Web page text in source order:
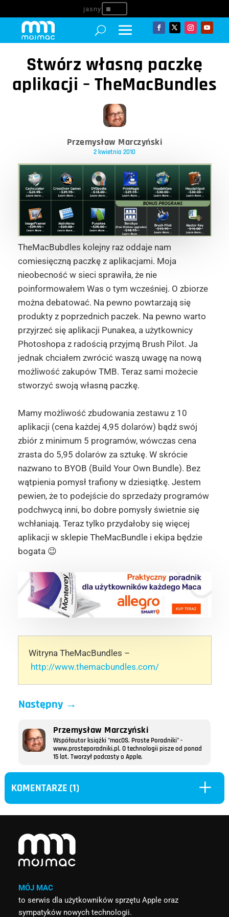
^
Stwórz własną paczkę
aplikacji – TheMacBundles
Przemysław Marczyński
2 kwietnia 2010
TheMacBubdles kolejny raz oddaje nam
comiesięczną paczkę z aplikacjami. Moja
nieobecność w sieci sprawiła, że nie
poinformowałem Was o tym wcześniej. O zbiorze
można debatować. Na pewno powtarzają się
produkty z poprzednich paczek. Na pewno warto
przyjrzeć się aplikacji Punakea, a użytkownicy
Photoshopa z radością przyjmą Brush Pilot. Ja
jednak chciałem zwrócić waszą uwagę na nową
możliwość zakupów TMB. Teraz sami możecie
stworzyć swoją własną paczkę.
Mamy możliwość zbudowania zestawu z 10
aplikacji (cena każdej 4,95 dolarów) bądź swój
zbiór z minimum 5 programów, wówczas cena
zrasta do 5,95 dolarów za sztukę. W skrócie
nazwano to BYOB (Build Your Own Bundle). Bez
wątpienia pomysł trafiony w dziesiątkę. Jestem
pewien, że to podejście do sprzedaży programów
podchwycą inni, bo dobre pomysły świetnie się
wchłaniają. Teraz tylko przydałoby się więcej
aplikacji w sklepie TheMacBundle i ekipa będzie
bogata 😉
Witryna TheMacBundles –
http://www.themacbundles.com/
Następny→
Przemysław Marczyński
Współautor książki "macOS. Proste Poradniki" -
www.prosteporadniki.pl. O technologii pisze od ponad
15 lat. Tworzył podcasty o Apple.
KOMENTARZE (1) L
MÓJ MAC
to serwis dla użytkowników sprzętu Apple oraz
sympatyków nowych technologii.